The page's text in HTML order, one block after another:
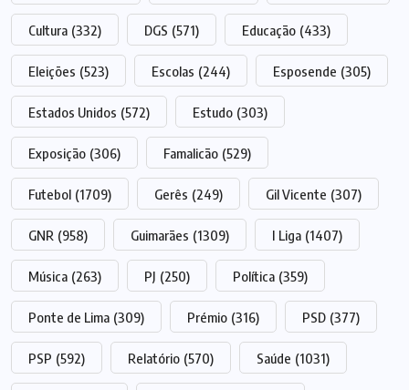
Cultura (332) DGS (571) Educação (433)
Eleições (523) Escolas (244) Esposende (305)
Estados Unidos (572) Estudo (303)
Exposição (306) Famalicão (529)
Futebol (1709) Gerês (249) Gil Vicente (307)
GNR (958) Guimarães (1309) I Liga (1407)
Música (263) PJ (250) Política (359)
Ponte de Lima (309) Prémio (316) PSD (377)
PSP (592) Relatório (570) Saúde (1031)